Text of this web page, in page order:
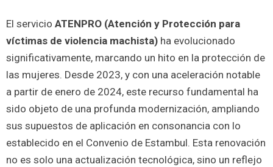
El servicio ATENPRO (Atención y Protección para
víctimas de violencia machista) ha evolucionado
significativamente, marcando un hito en la protección de
las mujeres. Desde 2023, y con una aceleración notable
a partir de enero de 2024, este recurso fundamental ha
sido objeto de una profunda modernización, ampliando
sus supuestos de aplicación en consonancia con lo
establecido en el Convenio de Estambul. Esta renovación
no es solo una actualización tecnológica, sino un reflejo